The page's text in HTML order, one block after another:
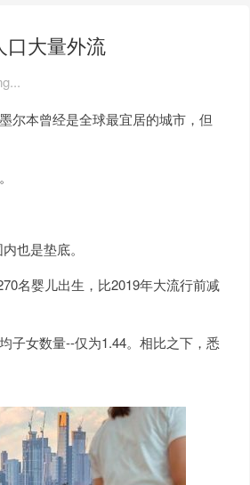
口大量外流
尔本曾经是全球最宜居的城市，但
也是垫底。
名婴儿出生，比2019年大流行前减
子女数量--仅为1.44。相比之下，悉